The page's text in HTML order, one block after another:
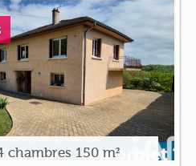
chambres 150 m²